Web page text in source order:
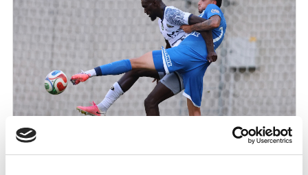
MTK BUDAPEST - PUSKÁS AKADÉMIA FC